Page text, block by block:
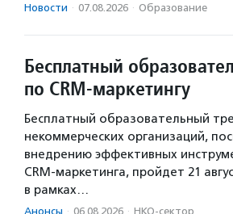
Новости · 07.08.2026 · Образование
Бесплатный
по CRM-маркетингу
Бесплатный образовательный
некоммерческих организаций,
внедрению эффективных
CRM-маркетинга, пройдет 21
в рамках…
Анонсы · 06.08.2026 · НКО-сектор